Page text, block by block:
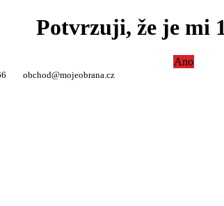
Potvrzuji, že je mi
Ano
obchod@mojeobrana.cz